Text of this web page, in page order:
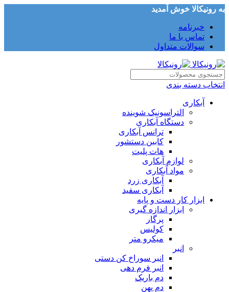
به رونیکالا خوش آمدید
خبرنامه
تماس با ما
سوالات متداول
انتخاب دسته بندی
آبکاری
التراسونیک شوینده
دستگاه آبکاری
ترانس آبکاری
کابین دستشور
هات پلیت
لوازم آبکاری
مواد آبکاری
آبکاری زرد
آبکاری سفید
ابزار کار دست و پایه
ابزار اندازه گیری
پرگار
کولیس
میکرو متر
انبر
انبر سوراخ کن دستی
انبر فرم دهی
دم باریک
دم پهن